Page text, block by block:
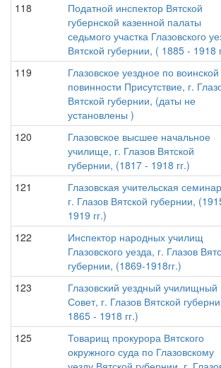
118
Податной инспектор Вятской
губернской казенной палаты
седьмого участка Глазовского
Вятской губернии, ( 1885 - 1918
119
Глазовское уездное по воинской
повинности Присутствие, г.
Вятской губернии, (даты не
установлены )
120
Глазовское высшее начальное
училище, г. Глазов Вятской
губернии, (1817 - 1918 гг.)
121
Глазовская учительская
г. Глазов Вятской губернии,
1919 гг.)
122
Инспектор народных училищ
Глазовского уезда, г. Глазов
губернии, (1869-1918гг.)
123
Глазовский уездный училищный
Совет, г. Глазов Вятской
1865 - 1918 гг.)
125
Товарищ прокурора Вятского
окружного суда по Глазовскому